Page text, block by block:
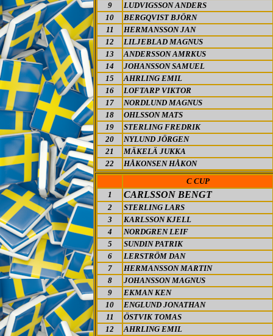
9
LUDVIGSSON ANDERS
10
BERGQVIST BJÖRN
11
HERMANSSON JAN
12
LILJEBLAD MAGNUS
13
ANDERSSON AMRKUS
14
JOHANSSON SAMUEL
15
AHRLING EMIL
16
LOFTARP VIKTOR
17
NORDLUND MAGNUS
18
OHLSSON MATS
19
STERLING FREDRIK
20
NYLUND JÖRGEN
21
MÄKELÄ JUKKA
22
HÅKONSEN HÅKON
C CUP
1
CARLSSON BENGT
2
STERLING LARS
3
KARLSSON KJELL
4
NORDGREN LEIF
5
SUNDIN PATRIK
6
LERSTRÖM DAN
7
HERMANSSON MARTIN
8
JOHANSSON MAGNUS
9
EKMAN KEN
10
ENGLUND JONATHAN
11
ÖSTVIK TOMAS
12
AHRLING EMIL